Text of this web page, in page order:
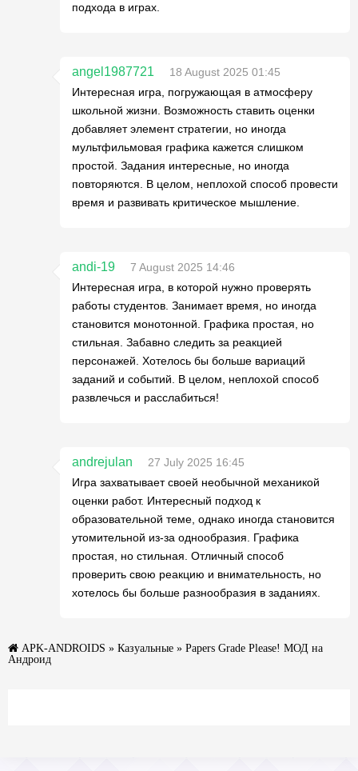
подхода в играх.
angel1987721
18 August 2025 01:45
Интересная игра, погружающая в атмосферу
школьной жизни. Возможность ставить оценки
добавляет элемент стратегии, но иногда
мультфильмовая графика кажется слишком
простой. Задания интересные, но иногда
повторяются. В целом, неплохой способ провести
время и развивать критическое мышление.
andi-19
7 August 2025 14:46
Интересная игра, в которой нужно проверять
работы студентов. Занимает время, но иногда
становится монотонной. Графика простая, но
стильная. Забавно следить за реакцией
персонажей. Хотелось бы больше вариаций
заданий и событий. В целом, неплохой способ
развлечься и расслабиться!
andrejulan
27 July 2025 16:45
Игра захватывает своей необычной механикой
оценки работ. Интересный подход к
образовательной теме, однако иногда становится
утомительной из-за однообразия. Графика
простая, но стильная. Отличный способ
проверить свою реакцию и внимательность, но
хотелось бы больше разнообразия в заданиях.
APK-ANDROIDS » Казуальные » Papers Grade Please! МОД на
Андроид